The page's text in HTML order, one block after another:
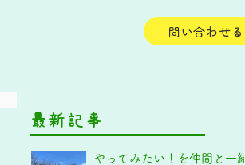
問い合わせる
最新記事
やってみたい！を仲間と一緒